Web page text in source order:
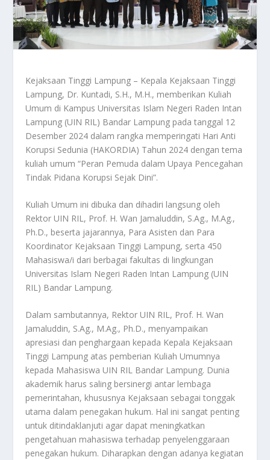
Kejaksaan Tinggi Lampung – Kepala Kejaksaan Tinggi
Lampung, Dr. Kuntadi, S.H., M.H., memberikan Kuliah
Umum di Kampus Universitas Islam Negeri Raden Intan
Lampung (UIN RIL) Bandar Lampung pada tanggal 12
Desember 2024 dalam rangka memperingati Hari Anti
Korupsi Sedunia (HAKORDIA) Tahun 2024 dengan tema
kuliah umum “Peran Pemuda dalam Upaya Pencegahan
Tindak Pidana Korupsi Sejak Dini”.
Kuliah Umum ini dibuka dan dihadiri langsung oleh
Rektor UIN RIL, Prof. H. Wan Jamaluddin, S.Ag., M.Ag.,
Ph.D., beserta jajarannya, Para Asisten dan Para
Koordinator Kejaksaan Tinggi Lampung, serta 450
Mahasiswa/i dari berbagai fakultas di lingkungan
Universitas Islam Negeri Raden Intan Lampung (UIN
RIL) Bandar Lampung.
Dalam sambutannya, Rektor UIN RIL, Prof. H. Wan
Jamaluddin, S.Ag., M.Ag., Ph.D., menyampaikan
apresiasi dan penghargaan kepada Kepala Kejaksaan
Tinggi Lampung atas pemberian Kuliah Umumnya
kepada Mahasiswa UIN RIL Bandar Lampung. Dunia
akademik harus saling bersinergi antar lembaga
pemerintahan, khususnya Kejaksaan sebagai tonggak
utama dalam penegakan hukum. Hal ini sangat penting
untuk ditindaklanjuti agar dapat meningkatkan
pengetahuan mahasiswa terhadap penyelenggaraan
penegakan hukum. Diharapkan dengan adanya kegiatan